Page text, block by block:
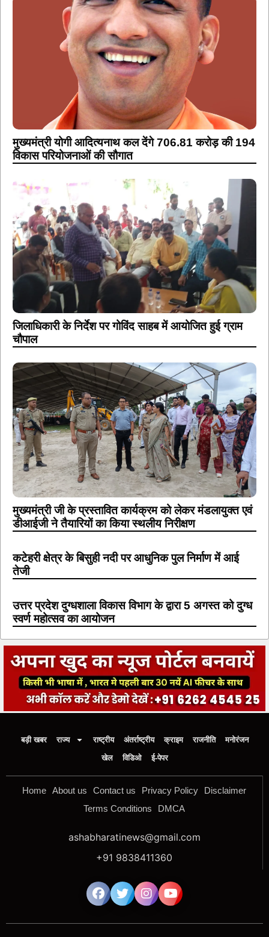
मुख्यमंत्री योगी आदित्यनाथ कल देंगे 706.81 करोड़ की 194
विकास परियोजनाओं की सौगात
जिलाधिकारी के निर्देश पर गोविंद साहब में आयोजित हुई ग्राम
चौपाल
मुख्यमंत्री जी के प्रस्तावित कार्यक्रम को लेकर मंडलायुक्त एवं
डीआईजी ने तैयारियों का किया स्थलीय निरीक्षण
कटेहरी क्षेत्र के बिसुही नदी पर आधुनिक पुल निर्माण में आई
तेजी
उत्तर प्रदेश दुग्धशाला विकास विभाग के द्वारा 5 अगस्त को दुग्ध
स्वर्ण महोत्सव का आयोजन
बड़ी खबर राज्य राष्ट्रीय अंतर्राष्ट्रीय क्राइम राजनीति
मनोरंजन
खेल
विडिओ ई-पेपर
Home About us Contact us Privacy Policy
Disclaimer
Terms Conditions
DMCA
ashabharatinews@gmail.com
+91 9838411360